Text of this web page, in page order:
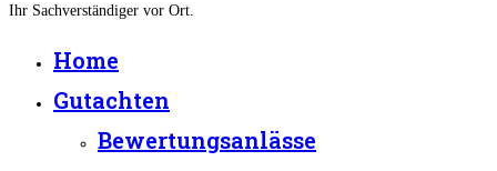
Ihr Sachverständiger vor Ort.
Home
Gutachten
Bewertungsanlässe